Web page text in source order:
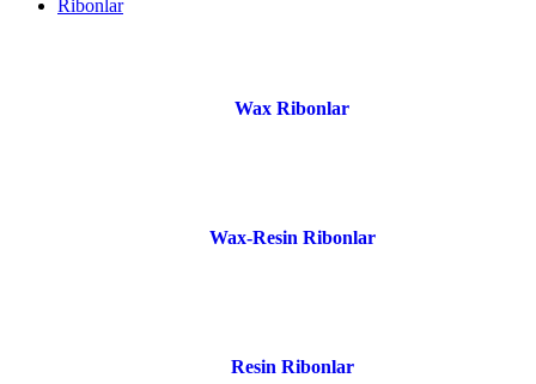
Ribonlar
Wax Ribonlar
Wax-Resin Ribonlar
Resin Ribonlar